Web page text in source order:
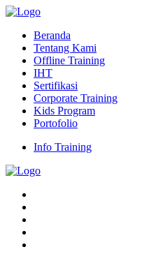
Beranda
Tentang Kami
Offline Training
IHT
Sertifikasi
Corporate Training
Kids Program
Portofolio
Info Training